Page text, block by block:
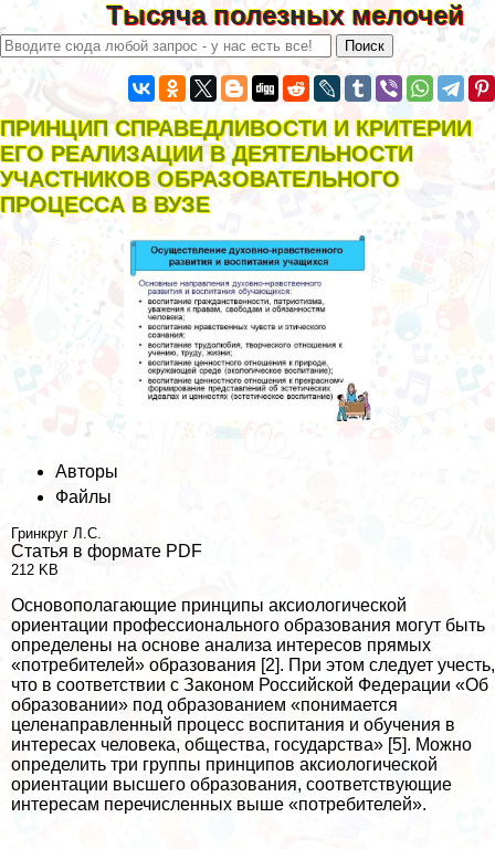
Тысяча полезных мелочей
ПРИНЦИП СПРАВЕДЛИВОСТИ И КРИТЕРИИ
ЕГО РЕАЛИЗАЦИИ В ДЕЯТЕЛЬНОСТИ
УЧАСТНИКОВ ОБРАЗОВАТЕЛЬНОГО
ПРОЦЕССА В ВУЗЕ
Авторы
Файлы
Гринкруг Л.С.
Статья в формате PDF
212 KB
Основополагающие принципы аксиологической
ориентации профессионального образования могут быть
определены на основе анализа интересов прямых
«потребителей» образования [2]. При этом следует учесть,
что в соответствии с Законом Российской Федерации «Об
образовании» под образованием «понимается
целенаправленный процесс воспитания и обучения в
интересах человека, общества, государства» [5]. Можно
определить три группы принципов аксиологической
ориентации высшего образования, соответствующие
интересам перечисленных выше «потребителей».